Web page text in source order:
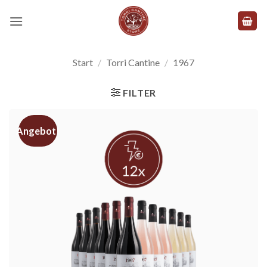
Inhalt
Start / Torri Cantine / 1967
FILTER
Angebot!